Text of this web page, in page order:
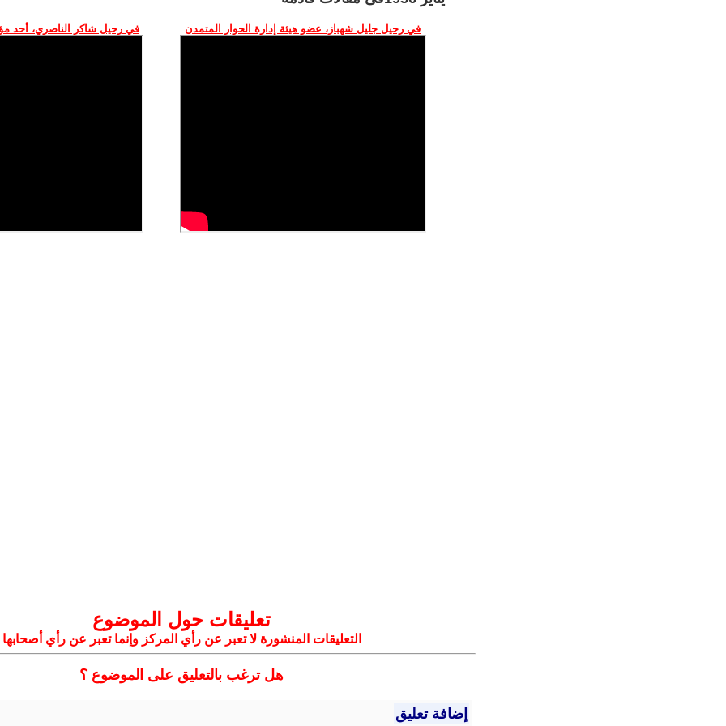
في رحيل جليل شهباز، عضو هيئة إدارة الحوار المتمدن في رحيل شاكر الناصري، أحد
تعليقات حول الموضوع
التعليقات المنشورة لا تعبر عن رأي المركز وإنما تعبر عن رأي أصحابها
هل ترغب بالتعليق على الموضوع ؟
إضافة تعليق